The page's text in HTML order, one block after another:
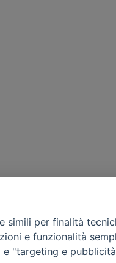
simili per finalità
e funzionalità
e "targeting e